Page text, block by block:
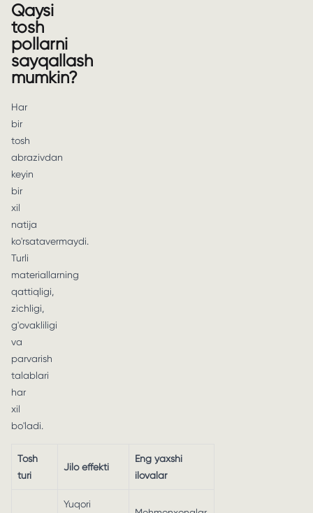
Qaysi
tosh
pollarni
sayqallash
mumkin?
Har
bir
tosh
abrazivdan
keyin
bir
xil
natija
ko'rsatavermaydi.
Turli
materiallarning
qattiqligi,
zichligi,
g'ovakliligi
va
parvarish
talablari
har
xil
bo'ladi.
Tosh
turi
Jilo effekti
Eng yaxshi
ilovalar
Yuqori